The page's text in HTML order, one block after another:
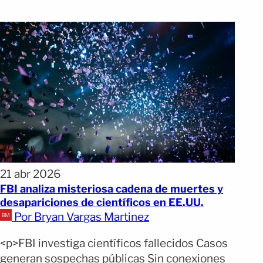
21 abr 2026
FBI analiza misteriosa cadena de muertes y
desapariciones de científicos en EE.UU.
Por Bryan Vargas Martinez
<p>FBI investiga científicos fallecidos Casos
generan sospechas públicas Sin conexiones